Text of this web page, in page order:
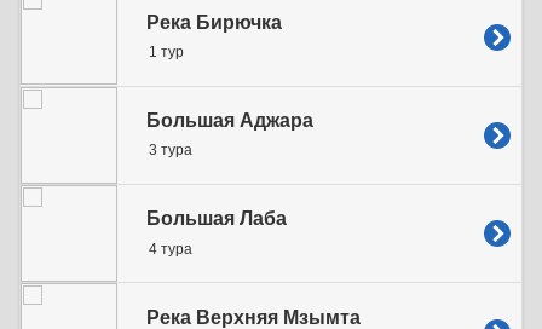
Река Бирючка
1 тур
Большая Аджара
3 тура
Большая Лаба
4 тура
Река Верхняя Мзымта